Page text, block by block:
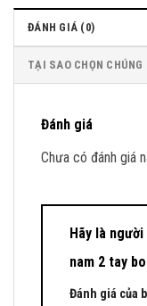
ĐÁNH GIÁ (0)
TẠI SAO CHỌN CHÚNG
Đánh giá
Chưa có đánh giá
Hãy là
nam 2 tay
Đánh giá của